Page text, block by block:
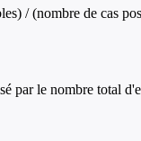
/ (nombre de cas
par le nombre total